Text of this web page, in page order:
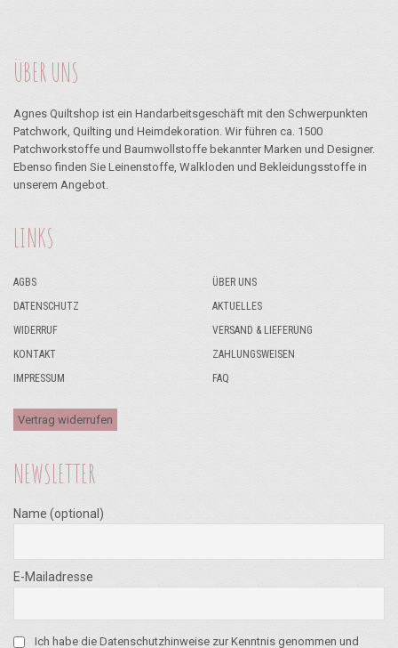
ÜBER UNS
Agnes Quiltshop ist ein Handarbeitsgeschäft mit den Schwerpunkten
Patchwork, Quilting und Heimdekoration. Wir führen ca. 1500
Patchworkstoffe und Baumwollstoffe bekannter Marken und Designer.
Ebenso finden Sie Leinenstoffe, Walkloden und Bekleidungsstoffe in
unserem Angebot.
LINKS
AGBS
DATENSCHUTZ
WIDERRUF
KONTAKT
IMPRESSUM
ÜBER UNS
AKTUELLES
VERSAND & LIEFERUNG
ZAHLUNGSWEISEN
FAQ
Vertrag widerrufen
NEWSLETTER
Name (optional)
E-Mailadresse
Ich habe die Datenschutzhinweise zur Kenntnis genommen und